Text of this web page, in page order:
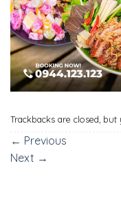
Trackbacks are closed, but
← Previous
Next →